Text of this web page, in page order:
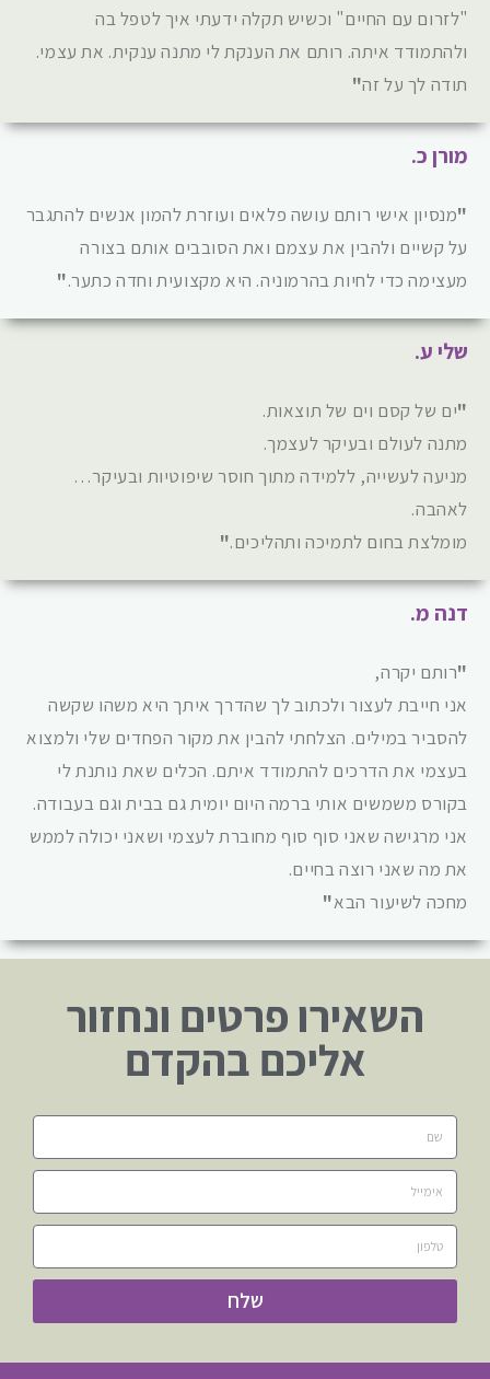
"לזרום עם החיים" וכשיש תקלה ידעתי איך לטפל בה
ולהתמודד איתה. רותם את הענקת לי מתנה ענקית. את עצמי.
תודה לך על זה"
מורן כ.
"מנסיון אישי רותם עושה פלאים ועוזרת להמון אנשים להתגבר
על קשיים ולהבין את עצמם ואת הסובבים אותם בצורה
מעצימה כדי לחיות בהרמוניה. היא מקצועית וחדה כתער."
שלי ע.
"ים של קסם וים של תוצאות.
מתנה לעולם ובעיקר לעצמך.
מניעה לעשייה, ללמידה מתוך חוסר שיפוטיות ובעיקר…
לאהבה.
מומלצת בחום לתמיכה ותהליכים."
דנה מ.
"רותם יקרה,
אני חייבת לעצור ולכתוב לך שהדרך איתך היא משהו שקשה
להסביר במילים. הצלחתי להבין את מקור הפחדים שלי ולמצוא
בעצמי את הדרכים להתמודד איתם. הכלים שאת נותנת לי
בקורס משמשים אותי ברמה היום יומית גם בבית וגם בעבודה.
אני מרגישה שאני סוף סוף מחוברת לעצמי ושאני יכולה לממש
את מה שאני רוצה בחיים.
מחכה לשיעור הבא"
השאירו פרטים ונחזור
אליכם בהקדם
שלח